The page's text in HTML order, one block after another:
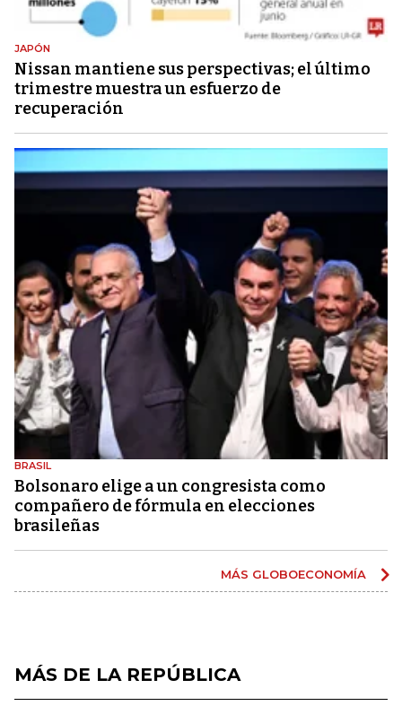
JAPÓN
Nissan mantiene sus perspectivas; el último
trimestre muestra un esfuerzo de
recuperación
BRASIL
Bolsonaro elige a un congresista como
compañero de fórmula en elecciones
brasileñas
MÁS GLOBOECONOMÍA
MÁS DE LA REPÚBLICA